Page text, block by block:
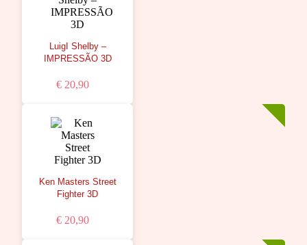
LuigI Shelby –
IMPRESSÃO 3D
€ 20,90
Ken Masters Street
Fighter 3D
€ 20,90